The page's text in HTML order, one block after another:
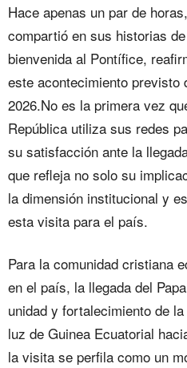
Hace apenas un par de
compartió en sus historias
bienvenida al Pontífice,
este acontecimiento previsto
2026.No es la primera vez
República utiliza sus redes
su satisfacción ante la
que refleja no solo su
la dimensión institucional y
esta visita para el país.
Para la comunidad cristiana
en el país, la llegada del
unidad y fortalecimiento de
luz de Guinea Ecuatorial
la visita se perfila como un